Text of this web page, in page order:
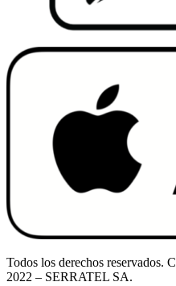
Todos los derechos reservados.
2022 – SERRATEL SA.